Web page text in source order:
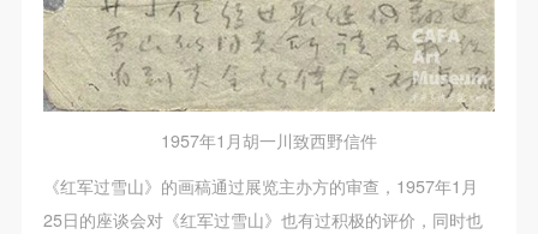
1957年1月胡一川致西野信件
《红军过雪山》的画稿通过展览主办方的审查，1957年1月
25日的座谈会对《红军过雪山》也有过积极的评价，同时也